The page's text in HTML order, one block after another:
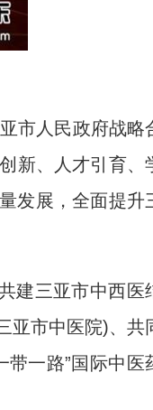
市人民政府战略
新、人才引育、
发展，全面提升
建三亚市中西医
亚市中医院)、共
带一路”国际中医